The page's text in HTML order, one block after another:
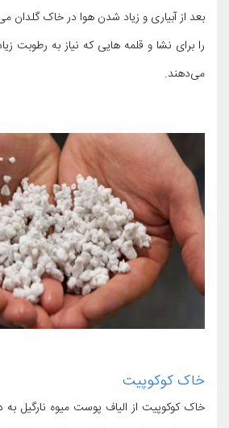
بعد از آبیاری و زیاد شدن هوا در خاک
را برای نشا و قلمه هایی که نیاز به رطوبت
می‌دهند.
خاک کوکوپیت
خاک کوکوپیت از الیاف پوست میوه نارگیل